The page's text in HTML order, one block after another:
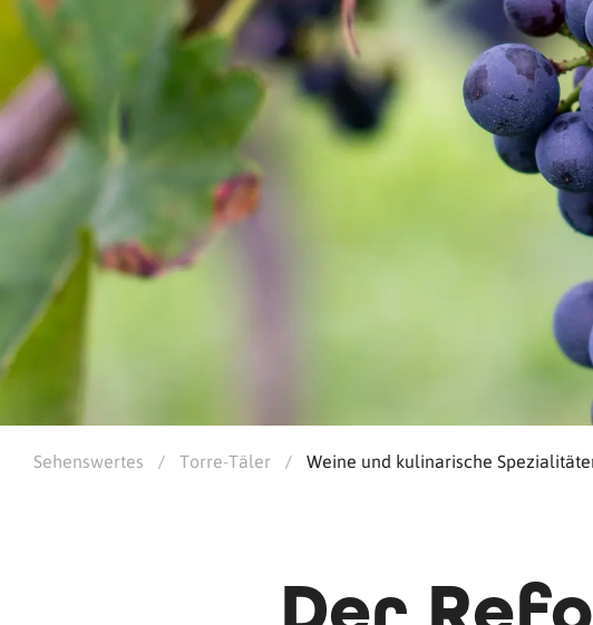
Sehenswertes / Torre-Täler / Weine und kulinarische